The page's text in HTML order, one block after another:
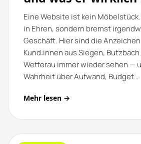
Eine Website ist kein
in Ehren, sondern bremst
Geschäft. Hier sind die
Kund:innen aus Siegen,
Wetterau immer wieder sehen —
Wahrheit über Aufwand, Budget…
Mehr lesen →